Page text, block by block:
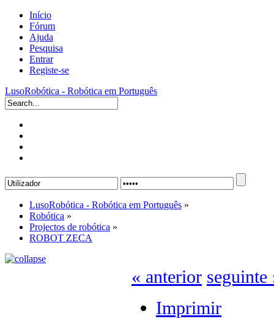
Início
Fórum
Ajuda
Pesquisa
Entrar
Registe-se
LusoRobótica - Robótica em Português
LusoRobótica - Robótica em Português »
Robótica »
Projectos de robótica »
ROBOT ZECA
« anterior seguinte
Imprimir